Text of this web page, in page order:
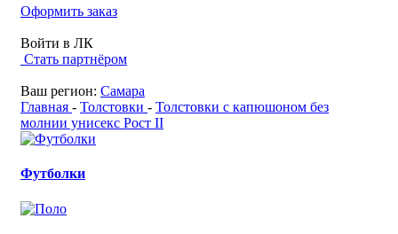
Оформить заказ
Войти в ЛК
Стать партнёром
Ваш регион: Самара
Главная - Толстовки - Толстовки с капюшоном без
молнии унисекс Рост II
Футболки